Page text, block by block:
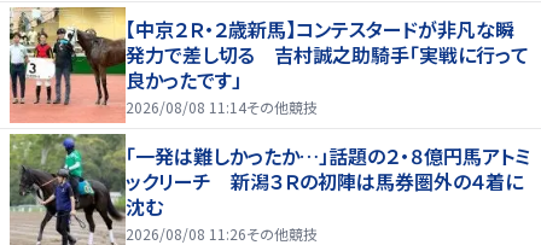
【中京２Ｒ・２歳新馬】コンテスタードが非凡な瞬
発力で差し切る 吉村誠之助騎手「実戦に行って
良かったです」
2026/08/08 11:14その他競技
「一発は難しかったか…」話題の２・８億円馬アトミ
ックリーチ 新潟３Ｒの初陣は馬券圏外の４着に
沈む
2026/08/08 11:26その他競技